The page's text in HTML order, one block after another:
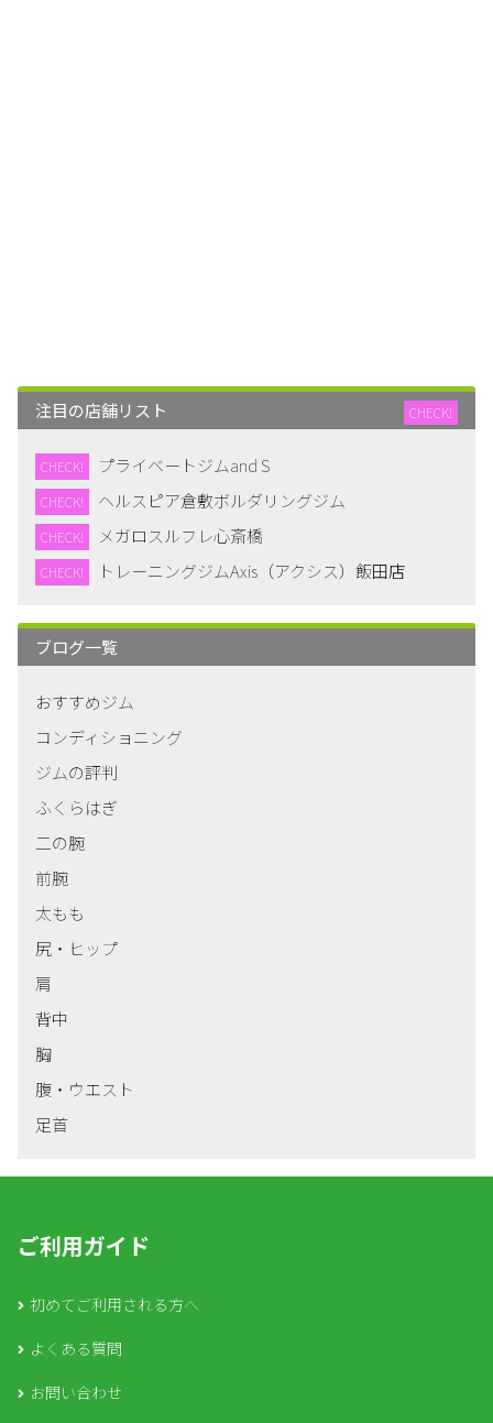
注目の店舗リスト CHECK!
CHECK! プライベートジムand S
CHECK! ヘルスピア倉敷ボルダリングジム
CHECK! メガロスルフレ心斎橋
CHECK! トレーニングジムAxis（アクシス）飯田店
ブログ一覧
おすすめジム
コンディショニング
ジムの評判
ふくらはぎ
二の腕
前腕
太もも
尻・ヒップ
肩
背中
胸
腹・ウエスト
足首
ご利用ガイド
初めてご利用される方へ
よくある質問
お問い合わせ